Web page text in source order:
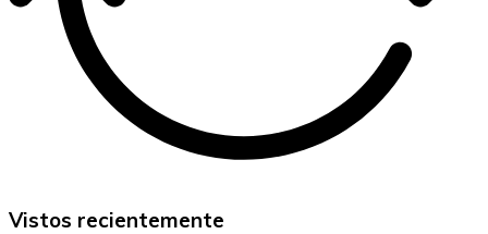
Vistos recientemente